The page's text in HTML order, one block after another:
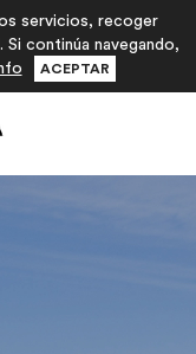
servicios, recoger
continúa navegando,
ACEPTAR